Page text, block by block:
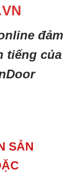
đảm
tiếng của
SẢN